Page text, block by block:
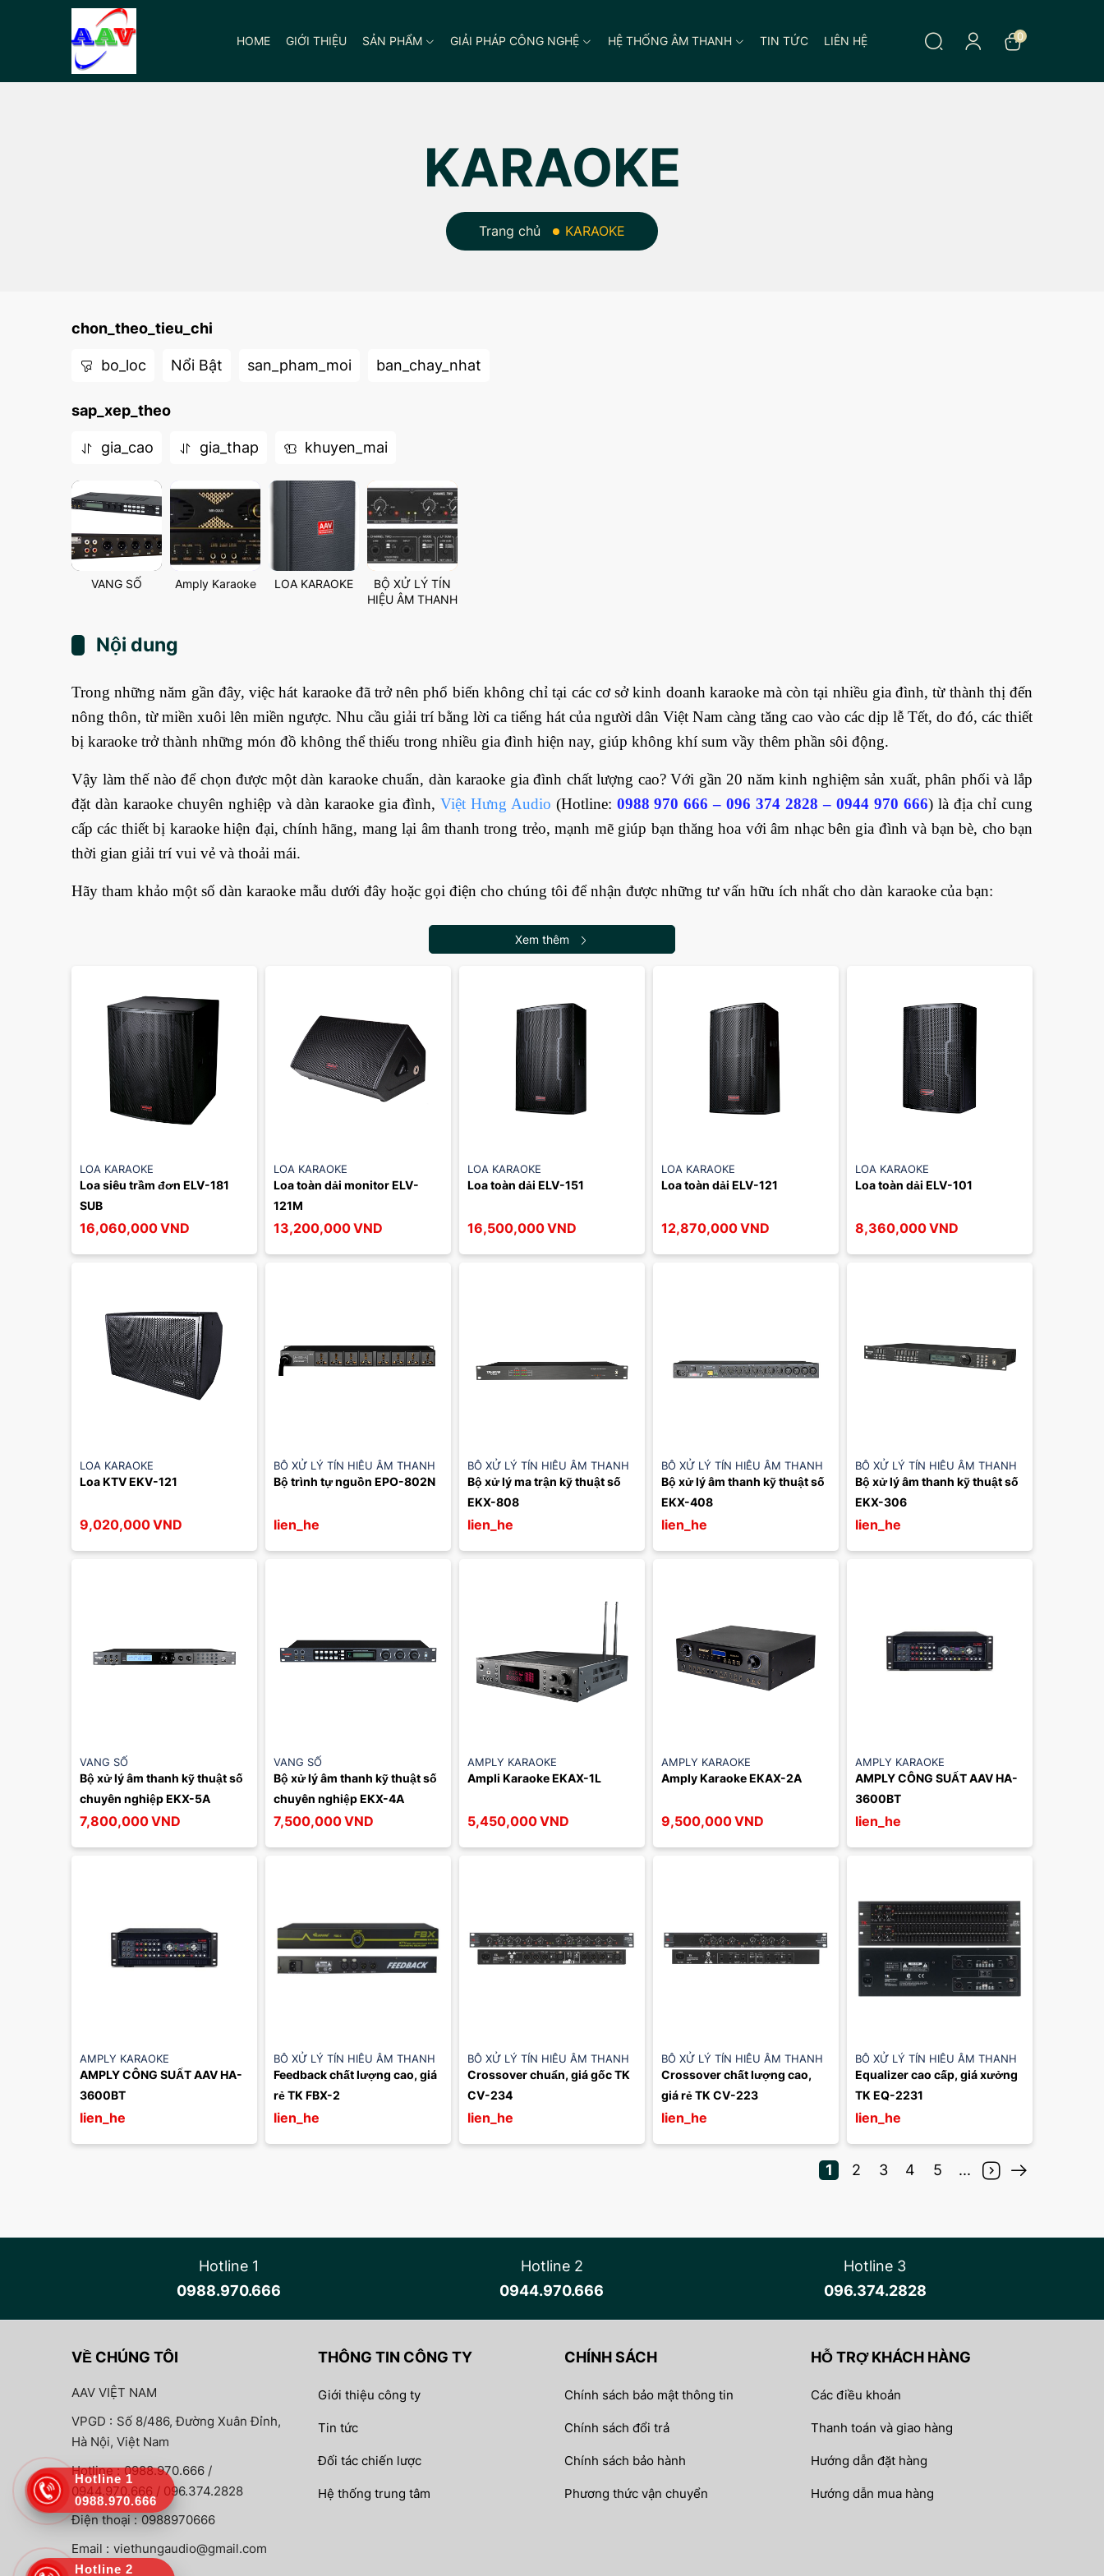
HOME GIỚI THIỆU SẢN PHẨM GIẢI PHÁP CÔNG NGHỆ HỆ THỐNG ÂM THANH TIN TỨC LIÊN HỆ 0
KARAOKE
Trang chủ KARAOKE
chon_theo_tieu_chi
bo_loc Nổi Bật san_pham_moi ban_chay_nhat
sap_xep_theo
gia_cao gia_thap khuyen_mai
VANG SỐ Amply Karaoke LOA KARAOKE
BỘ XỬ LÝ TÍN
HIỆU ÂM THANH
Nội dung
Trong những năm gần đây, việc hát karaoke đã trở nên phổ biến không chỉ tại các cơ sở kinh doanh karaoke mà còn tại nhiều gia đình, từ thành thị đến
nông thôn, từ miền xuôi lên miền ngược. Nhu cầu giải trí bằng lời ca tiếng hát của người dân Việt Nam càng tăng cao vào các dịp lễ Tết, do đó, các thiết
bị karaoke trở thành những món đồ không thể thiếu trong nhiều gia đình hiện nay, giúp không khí sum vầy thêm phần sôi động.
Vậy làm thế nào để chọn được một dàn karaoke chuẩn, dàn karaoke gia đình chất lượng cao? Với gần 20 năm kinh nghiệm sản xuất, phân phối và lắp
đặt dàn karaoke chuyên nghiệp và dàn karaoke gia đình, Việt Hưng Audio (Hotline: 0988 970 666 – 096 374 2828 – 0944 970 666) là địa chỉ cung
cấp các thiết bị karaoke hiện đại, chính hãng, mang lại âm thanh trong trẻo, mạnh mẽ giúp bạn thăng hoa với âm nhạc bên gia đình và bạn bè, cho bạn
thời gian giải trí vui vẻ và thoải mái.
Hãy tham khảo một số dàn karaoke mẫu dưới đây hoặc gọi điện cho chúng tôi để nhận được những tư vấn hữu ích nhất cho dàn karaoke của bạn:
Xem thêm
LOA KARAOKE
Loa siêu trầm đơn ELV-181
SUB
16,060,000VND
LOA KARAOKE
Loa toàn dải monitor ELV-
121M
13,200,000VND
LOA KARAOKE
Loa toàn dải ELV-151
16,500,000VND
LOA KARAOKE
Loa toàn dải ELV-121
12,870,000VND
LOA KARAOKE
Loa toàn dải ELV-101
8,360,000VND
LOA KARAOKE
Loa KTV EKV-121
9,020,000VND
BỘ XỬ LÝ TÍN HIỆU ÂM THANH
Bộ trình tự nguồn EPO-802N
lien_he
BỘ XỬ LÝ TÍN HIỆU ÂM THANH
Bộ xử lý ma trận kỹ thuật số
EKX-808
lien_he
BỘ XỬ LÝ TÍN HIỆU ÂM THANH
Bộ xử lý âm thanh kỹ thuật số
EKX-408
lien_he
BỘ XỬ LÝ TÍN HIỆU ÂM THANH
Bộ xử lý âm thanh kỹ thuật số
EKX-306
lien_he
VANG SỐ
Bộ xử lý âm thanh kỹ thuật số
chuyên nghiệp EKX-5A
7,800,000VND
VANG SỐ
Bộ xử lý âm thanh kỹ thuật số
chuyên nghiệp EKX-4A
7,500,000VND
AMPLY KARAOKE
Ampli Karaoke EKAX-1L
5,450,000VND
AMPLY KARAOKE
Amply Karaoke EKAX-2A
9,500,000VND
AMPLY KARAOKE
AMPLY CÔNG SUẤT AAV HA-
3600BT
lien_he
AMPLY KARAOKE
AMPLY CÔNG SUẤT AAV HA-
3600BT
lien_he
BỘ XỬ LÝ TÍN HIỆU ÂM THANH
Feedback chất lượng cao, giá
rẻ TK FBX-2
lien_he
BỘ XỬ LÝ TÍN HIỆU ÂM THANH
Crossover chuẩn, giá gốc TK
CV-234
lien_he
BỘ XỬ LÝ TÍN HIỆU ÂM THANH
Crossover chất lượng cao,
giá rẻ TK CV-223
lien_he
BỘ XỬ LÝ TÍN HIỆU ÂM THANH
Equalizer cao cấp, giá xưởng
TK EQ-2231
lien_he
1 2 3 4 5 ...
Hotline 1
0988.970.666
Hotline 2
0944.970.666
Hotline 3
096.374.2828
VỀ CHÚNG TÔI
AAV VIỆT NAM
VPGD : Số 8/486, Đường Xuân Đỉnh,
Hà Nội, Việt Nam
Hotline : 0988.970.666 /
0944.970.666 / 096.374.2828
Điện thoại : 0988970666
Email : viethungaudio@gmail.com
THÔNG TIN CÔNG TY
Giới thiệu công ty
Tin tức
Đối tác chiến lược
Hệ thống trung tâm
CHÍNH SÁCH
Chính sách bảo mật thông tin
Chính sách đổi trả
Chính sách bảo hành
Phương thức vận chuyển
HỖ TRỢ KHÁCH HÀNG
Các điều khoản
Thanh toán và giao hàng
Hướng dẫn đặt hàng
Hướng dẫn mua hàng
Hotline 1
0988.970.666
Hotline 2